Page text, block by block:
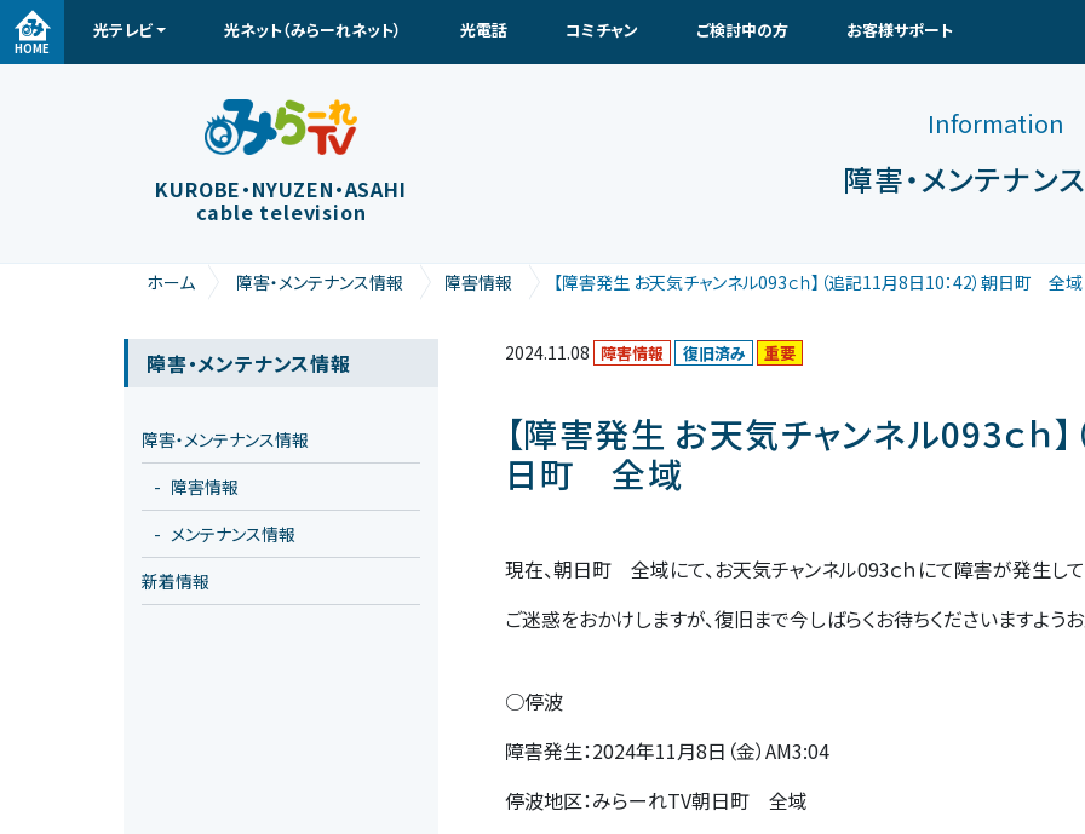
メインナビゲーション
HOME
光テレビ 光ネット（みらーれネット） 光電話 コミチャン ご検討中の方 お客様サポート
KUROBE・NYUZEN・ASAHI
cable television
Information
障害・メンテナン
ホーム 障害・メンテナンス情報 障害情報 【障害発生 お天気チャンネル093ｃｈ】（追記11月8日10：42）朝日町 全
2024.11.08 障害情報 復旧済み 重要
【障害発生 お天気チャンネル093ｃｈ
日町 全域
現在、朝日町 全域にて、お天気チャンネル093ｃｈにて障害が発生して
ご迷惑をおかけしますが、復旧まで今しばらくお待ちくださいますよう
○停波
障害発生：2024年11月8日（金）AM3:04
停波地区：みらーれTV朝日町 全域
障害・メンテナンス情報
障害・メンテナンス情報
障害情報
メンテナンス情報
新着情報